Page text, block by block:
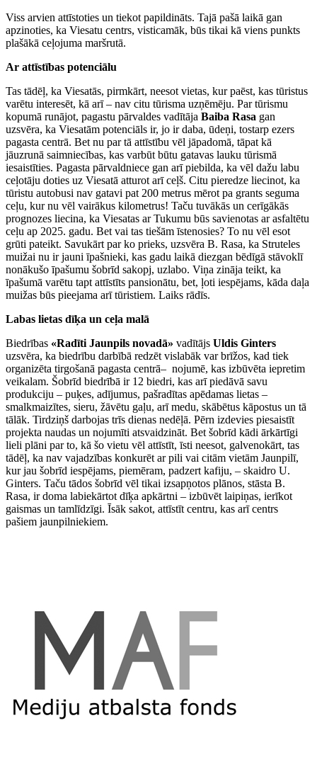
Viss arvien attīstoties un tiekot papildināts. Tajā pašā laikā gan
apzinoties, ka Viesatu centrs, visticamāk, būs tikai kā viens punkts
plašākā ceļojuma maršrutā.
Ar attīstības potenciālu
Tas tādēļ, ka Viesatās, pirmkārt, neesot vietas, kur paēst, kas tūristus
varētu interesēt, kā arī – nav citu tūrisma uzņēmēju. Par tūrismu
kopumā runājot, pagastu pārvaldes vadītāja Baiba Rasa gan
uzsvēra, ka Viesatām potenciāls ir, jo ir daba, ūdeņi, tostarp ezers
pagasta centrā. Bet nu par tā attīstību vēl jāpadomā, tāpat kā
jāuzrunā saimniecības, kas varbūt būtu gatavas lauku tūrismā
iesaistīties. Pagasta pārvaldniece gan arī piebilda, ka vēl dažu labu
ceļotāju doties uz Viesatā atturot arī ceļš. Citu pieredze liecinot, ka
tūristu autobusi nav gatavi pat 200 metrus mērot pa grants seguma
ceļu, kur nu vēl vairākus kilometrus! Taču tuvākās un cerīgākās
prognozes liecina, ka Viesatas ar Tukumu būs savienotas ar asfaltētu
ceļu ap 2025. gadu. Bet vai tas tiešām īstenosies? To nu vēl esot
grūti pateikt. Savukārt par ko prieks, uzsvēra B. Rasa, ka Struteles
muižai nu ir jauni īpašnieki, kas gadu laikā diezgan bēdīgā stāvoklī
nonākušo īpašumu šobrīd sakopj, uzlabo. Viņa zināja teikt, ka
īpašumā varētu tapt attīstīts pansionātu, bet, ļoti iespējams, kāda daļa
muižas būs pieejama arī tūristiem. Laiks rādīs.
Labas lietas dīķa un ceļa malā
Biedrības «Radīti Jaunpils novadā» vadītājs Uldis Ginters
uzsvēra, ka biedrību darbībā redzēt vislabāk var brīžos, kad tiek
organizēta tirgošanā pagasta centrā– nojumē, kas izbūvēta iepretim
veikalam. Šobrīd biedrībā ir 12 biedri, kas arī piedāvā savu
produkciju – puķes, adījumus, pašradītas apēdamas lietas –
smalkmaizītes, sieru, žāvētu gaļu, arī medu, skābētus kāpostus un tā
tālāk. Tirdziņš darbojas trīs dienas nedēļā. Pērn izdevies piesaistīt
projekta naudas un nojumīti atsvaidzināt. Bet šobrīd kādi ārkārtīgi
lieli plāni par to, kā šo vietu vēl attīstīt, īsti neesot, galvenokārt, tas
tādēļ, ka nav vajadzības konkurēt ar pili vai citām vietām Jaunpilī,
kur jau šobrīd iespējams, piemēram, padzert kafiju, – skaidro U.
Ginters. Taču tādos šobrīd vēl tikai izsapņotos plānos, stāsta B.
Rasa, ir doma labiekārtot dīķa apkārtni – izbūvēt laipiņas, ierīkot
gaismas un tamlīdzīgi. Īsāk sakot, attīstīt centru, kas arī centrs
pašiem jaunpilniekiem.